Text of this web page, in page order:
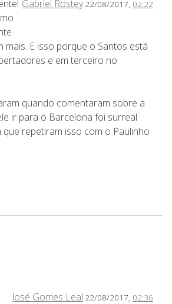
Gabriel Rostey 22/08/2017, 02:22
mais. E isso porque o Santos está
e em terceiro no
quando comentaram sobre a
ir para o Barcelona foi surreal
que repetiram isso com o Paulinho
José Gomes Leal 22/08/2017, 02:36